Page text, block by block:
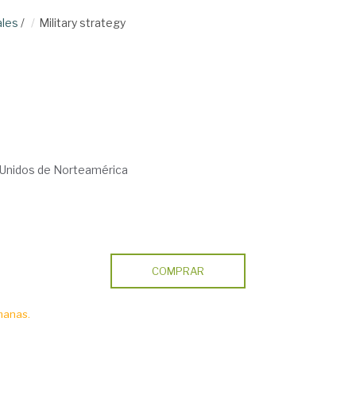
/ Military strategy
de Norteamérica
COMPRAR